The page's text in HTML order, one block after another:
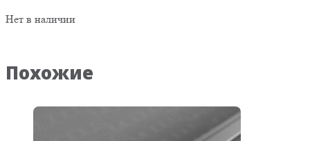
Нет в наличии
Похожие